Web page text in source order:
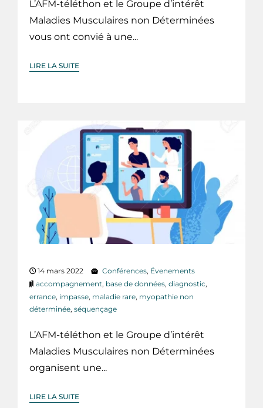
L’AFM-téléthon et le Groupe d’intérêt
Maladies Musculaires non Déterminées
vous ont convié à une...
LIRE LA SUITE
14 mars 2022 Conférences, Évenements
accompagnement, base de données, diagnostic,
errance, impasse, maladie rare, myopathie non
déterminée, séquençage
L’AFM-téléthon et le Groupe d’intérêt
Maladies Musculaires non Déterminées
organisent une...
LIRE LA SUITE